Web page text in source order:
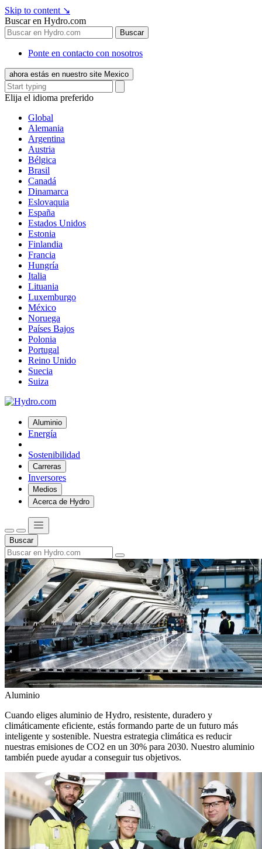
Skip to content ↘
Buscar en Hydro.com
Buscar
Ponte en contacto con nosotros
ahora estás en nuestro site Mexico
Elija el idioma preferido
Global
Alemania
Argentina
Austria
Bélgica
Brasil
Canadá
Dinamarca
Eslovaquia
España
Estados Unidos
Estonia
Finlandia
Francia
Hungría
Italia
Lituania
Luxemburgo
México
Noruega
Países Bajos
Polonia
Portugal
Reino Unido
Suecia
Suiza
Aluminio
Energía
Sostenibilidad
Carreras
Inversores
Medios
Acerca de Hydro
Buscar
Aluminio
Cuando eliges aluminio de Hydro, resistente, duradero y
climáticamente eficiente, estás formando parte de un futuro más
inteligente y sostenible. Nuestra estrategia climática es reducir
nuestras emisiones de CO2 en un 30% para 2030. Nuestro aluminio
también puede ayudar a conseguir tus objetivos.